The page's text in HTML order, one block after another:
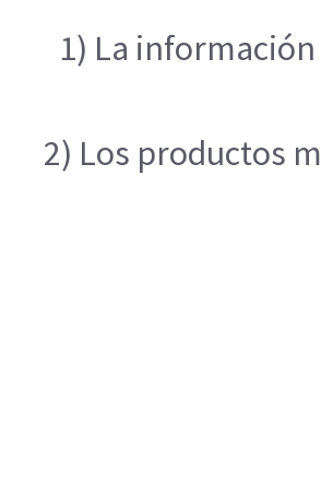
1) La
2) Los productos